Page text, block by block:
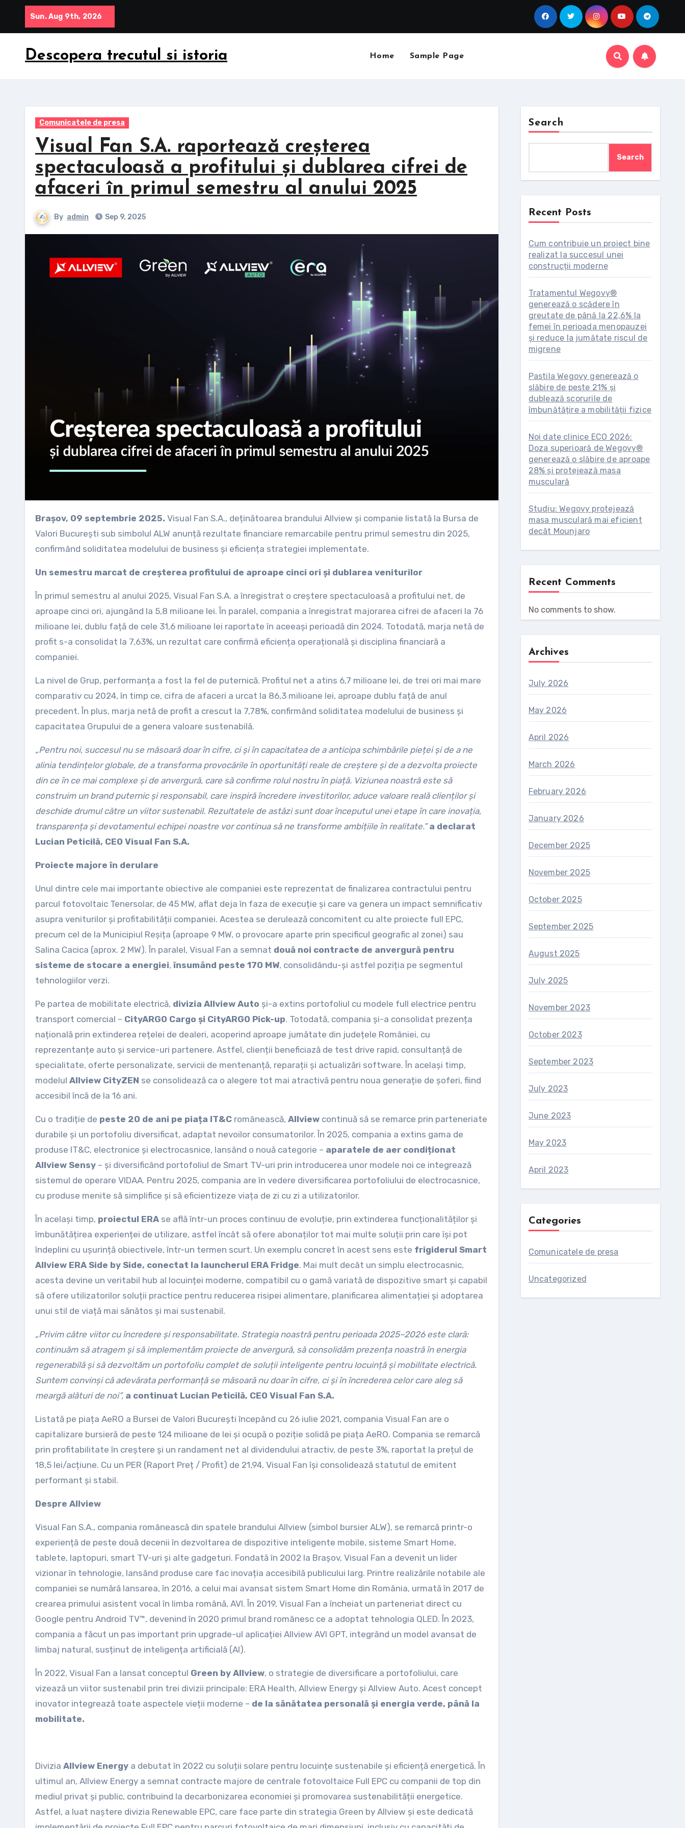
content
Sun. Aug 9th, 2026
Descopera trecutul si istoria Home Sample Page
Comunicatele de presa
Visual Fan S.A. raportează creșterea
spectaculoasă a profitului și dublarea cifrei de
afaceri în primul semestru al anului 2025
By admin Sep 9, 2025
Brașov, 09 septembrie 2025. Visual Fan S.A., deținătoarea brandului Allview și companie listată la Bursa de
Valori București sub simbolul ALW anunță rezultate financiare remarcabile pentru primul semestru din 2025,
confirmând soliditatea modelului de business și eficiența strategiei implementate.
Un semestru marcat de creșterea profitului de aproape cinci ori și dublarea veniturilor
În primul semestru al anului 2025, Visual Fan S.A. a înregistrat o creștere spectaculoasă a profitului net, de
aproape cinci ori, ajungând la 5,8 milioane lei. În paralel, compania a înregistrat majorarea cifrei de afaceri la 76
milioane lei, dublu față de cele 31,6 milioane lei raportate în aceeași perioadă din 2024. Totodată, marja netă de
profit s-a consolidat la 7,63%, un rezultat care confirmă eficiența operațională și disciplina financiară a
companiei.
La nivel de Grup, performanța a fost la fel de puternică. Profitul net a atins 6,7 milioane lei, de trei ori mai mare
comparativ cu 2024, în timp ce, cifra de afaceri a urcat la 86,3 milioane lei, aproape dublu față de anul
precedent. În plus, marja netă de profit a crescut la 7,78%, confirmând soliditatea modelului de business și
capacitatea Grupului de a genera valoare sustenabilă.
„Pentru noi, succesul nu se măsoară doar în cifre, ci și în capacitatea de a anticipa schimbările pieței și de a ne
alinia tendințelor globale, de a transforma provocările în oportunități reale de creștere și de a dezvolta proiecte
din ce în ce mai complexe și de anvergură, care să confirme rolul nostru în piață. Viziunea noastră este să
construim un brand puternic și responsabil, care inspiră încredere investitorilor, aduce valoare reală clienților și
deschide drumul către un viitor sustenabil. Rezultatele de astăzi sunt doar începutul unei etape în care inovația,
transparența și devotamentul echipei noastre vor continua să ne transforme ambițiile în realitate.”a declarat
Lucian Peticilă, CEO Visual Fan S.A.
Proiecte majore în derulare
Unul dintre cele mai importante obiective ale companiei este reprezentat de finalizarea contractului pentru
parcul fotovoltaic Tenersolar, de 45 MW, aflat deja în faza de execuție și care va genera un impact semnificativ
asupra veniturilor și profitabilității companiei. Acestea se derulează concomitent cu alte proiecte full EPC,
precum cel de la Municipiul Reșița (aproape 9 MW, o provocare aparte prin specificul geografic al zonei) sau
Salina Cacica (aprox. 2 MW). În paralel, Visual Fan a semnat două noi contracte de anvergură pentru
sisteme de stocare a energiei,însumând peste 170 MW, consolidându-și astfel poziția pe segmentul
tehnologiilor verzi.
Pe partea de mobilitate electrică, divizia Allview Auto și-a extins portofoliul cu modele full electrice pentru
transport comercial – CityARGO Cargo și CityARGO Pick-up. Totodată, compania și-a consolidat prezența
națională prin extinderea rețelei de dealeri, acoperind aproape jumătate din județele României, cu
reprezentanțe auto și service-uri partenere. Astfel, clienții beneficiază de test drive rapid, consultanță de
specialitate, oferte personalizate, servicii de mentenanță, reparații și actualizări software. În același timp,
modelul Allview CityZEN se consolidează ca o alegere tot mai atractivă pentru noua generație de șoferi, fiind
accesibil încă de la 16 ani.
Cu o tradiție de peste 20 de ani pe piața IT&C românească, Allview continuă să se remarce prin parteneriate
durabile și un portofoliu diversificat, adaptat nevoilor consumatorilor. În 2025, compania a extins gama de
produse IT&C, electronice și electrocasnice, lansând o nouă categorie – aparatele de aer condiționat
Allview Sensy – și diversificând portofoliul de Smart TV-uri prin introducerea unor modele noi ce integrează
sistemul de operare VIDAA. Pentru 2025, compania are în vedere diversificarea portofoliului de electrocasnice,
cu produse menite să simplifice și să eficientizeze viața de zi cu zi a utilizatorilor.
În același timp, proiectul ERA se află într-un proces continuu de evoluție, prin extinderea funcționalităților și
îmbunătățirea experienței de utilizare, astfel încât să ofere abonaților tot mai multe soluții prin care își pot
îndeplini cu ușurință obiectivele, într-un termen scurt. Un exemplu concret în acest sens este frigiderul Smart
Allview ERA Side by Side, conectat la launcherul ERA Fridge. Mai mult decât un simplu electrocasnic,
acesta devine un veritabil hub al locuinței moderne, compatibil cu o gamă variată de dispozitive smart și capabil
să ofere utilizatorilor soluții practice pentru reducerea risipei alimentare, planificarea alimentației și adoptarea
unui stil de viață mai sănătos și mai sustenabil.
„Privim către viitor cu încredere și responsabilitate. Strategia noastră pentru perioada 2025–2026 este clară:
continuăm să atragem și să implementăm proiecte de anvergură, să consolidăm prezența noastră în energia
regenerabilă și să dezvoltăm un portofoliu complet de soluții inteligente pentru locuință și mobilitate electrică.
Suntem convinși că adevărata performanță se măsoară nu doar în cifre, ci și în încrederea celor care aleg să
meargă alături de noi”, a continuat Lucian Peticilă, CEO Visual Fan S.A.
Listată pe piața AeRO a Bursei de Valori București începând cu 26 iulie 2021, compania Visual Fan are o
capitalizare bursieră de peste 124 milioane de lei și ocupă o poziție solidă pe piața AeRO. Compania se remarcă
prin profitabilitate în creștere și un randament net al dividendului atractiv, de peste 3%, raportat la prețul de
18,5 lei/acțiune. Cu un PER (Raport Preț / Profit) de 21,94, Visual Fan își consolidează statutul de emitent
performant și stabil.
Despre Allview
Visual Fan S.A., compania românească din spatele brandului Allview (simbol bursier ALW), se remarcă printr-o
experiență de peste două decenii în dezvoltarea de dispozitive inteligente mobile, sisteme Smart Home,
tablete, laptopuri, smart TV-uri și alte gadgeturi. Fondată în 2002 la Brașov, Visual Fan a devenit un lider
vizionar în tehnologie, lansând produse care fac inovația accesibilă publicului larg. Printre realizările notabile ale
companiei se numără lansarea, în 2016, a celui mai avansat sistem Smart Home din România, urmată în 2017 de
crearea primului asistent vocal în limba română, AVI. În 2019, Visual Fan a încheiat un parteneriat direct cu
Google pentru Android TV™, devenind în 2020 primul brand românesc ce a adoptat tehnologia QLED. În 2023,
compania a făcut un pas important prin upgrade-ul aplicației Allview AVI GPT, integrând un model avansat de
limbaj natural, susținut de inteligența artificială (AI).
În 2022, Visual Fan a lansat conceptul Green by Allview, o strategie de diversificare a portofoliului, care
vizează un viitor sustenabil prin trei divizii principale: ERA Health, Allview Energy și Allview Auto. Acest concept
inovator integrează toate aspectele vieții moderne – de la sănătatea personală și energia verde, până la
mobilitate.
Divizia Allview Energy a debutat în 2022 cu soluții solare pentru locuințe sustenabile și eficiență energetică. În
ultimul an, Allview Energy a semnat contracte majore de centrale fotovoltaice Full EPC cu companii de top din
mediul privat și public, contribuind la decarbonizarea economiei și promovarea sustenabilității energetice.
Astfel, a luat naștere divizia Renewable EPC, care face parte din strategia Green by Allview și este dedicată
Search
Search
Recent Posts
Cum contribuie un proiect bine
realizat la succesul unei
construcții moderne
Tratamentul Wegovy®
generează o scădere în
greutate de până la 22,6% la
femei în perioada menopauzei
și reduce la jumătate riscul de
migrene
Pastila Wegovy generează o
slăbire de peste 21% și
dublează scorurile de
îmbunătățire a mobilității fizice
Noi date clinice ECO 2026:
Doza superioară de Wegovy®
generează o slăbire de aproape
28% și protejează masa
musculară
Studiu: Wegovy protejează
masa musculară mai eficient
decât Mounjaro
Recent Comments
No comments to show.
Archives
July 2026
May 2026
April 2026
March 2026
February 2026
January 2026
December 2025
November 2025
October 2025
September 2025
August 2025
July 2025
November 2023
October 2023
September 2023
July 2023
June 2023
May 2023
April 2023
Categories
Comunicatele de presa
Uncategorized